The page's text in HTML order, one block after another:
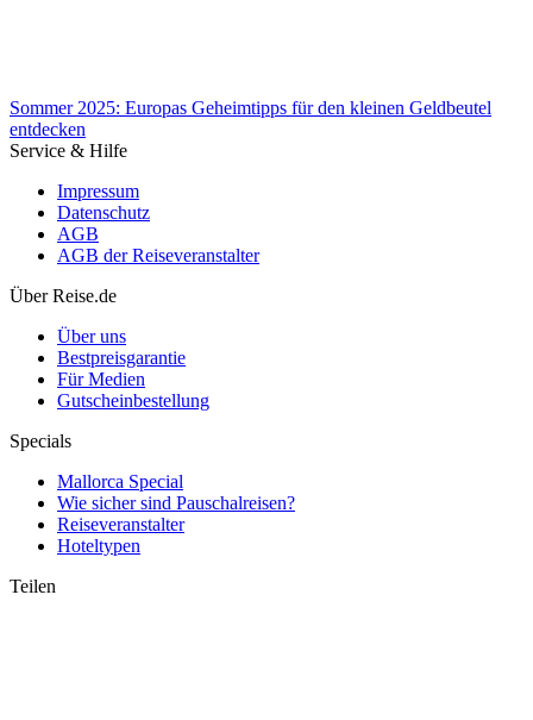
entdecken
Sommer 2025: Europas Geheimtipps für den kleinen Geldbeutel
entdecken
Service & Hilfe
Impressum
Datenschutz
AGB
AGB der Reiseveranstalter
Über Reise.de
Über uns
Bestpreisgarantie
Für Medien
Gutscheinbestellung
Specials
Mallorca Special
Wie sicher sind Pauschalreisen?
Reiseveranstalter
Hoteltypen
Teilen